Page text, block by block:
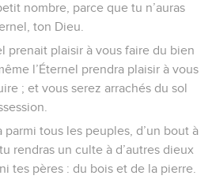
nombre, parce que tu n’auras
ton Dieu.
prenait plaisir à vous faire du bien
l’Éternel prendra plaisir à vous
; et vous serez arrachés du sol
parmi tous les peuples, d’un bout à
rendras un culte à d’autres dieux
tes pères : du bois et de la pierre.